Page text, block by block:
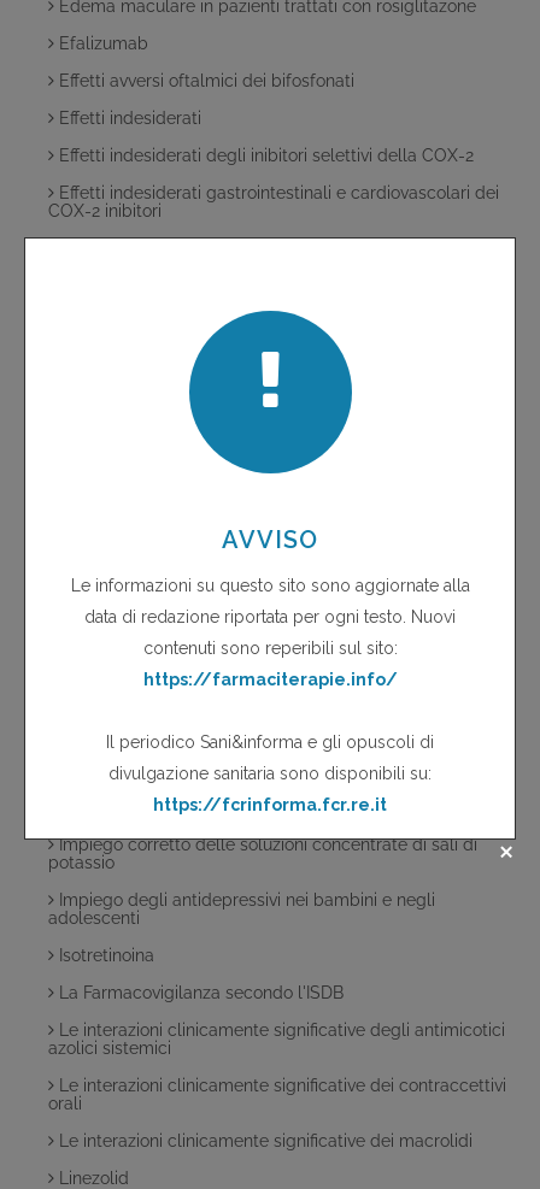
Edema maculare in pazienti trattati con rosiglitazone
Efalizumab
Effetti avversi oftalmici dei bifosfonati
Effetti indesiderati
Effetti indesiderati degli inibitori selettivi della COX-2
Effetti indesiderati gastrointestinali e cardiovascolari dei
COX-2 inibitori
Emolisi da cefalosporine
Esofagite da farmaci
Fans per uso topico....non solo reazioni cutanee!
Farmaci e guida dell'auto
Farmacovigilanza
Fitosorveglianza
Fluorochinoloni
Fluorochinoloni e alterazioni glucidiche
Gli effetti indesiderati dei vaccini
Glitazoni
Impiego corretto delle soluzioni concentrate di sali di
potassio
Impiego degli antidepressivi nei bambini e negli
adolescenti
Isotretinoina
La Farmacovigilanza secondo l'ISDB
Le interazioni clinicamente significative degli antimicotici
azolici sistemici
Le interazioni clinicamente significative dei contraccettivi
orali
Le interazioni clinicamente significative dei macrolidi
Linezolid